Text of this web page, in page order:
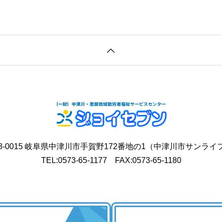
0015 岐阜県中津川市手賀野172番地の1 （中津川市サンライ
TEL:0573-65-1177 FAX:0573-65-1180